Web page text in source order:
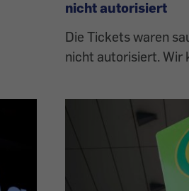
nicht autorisiert
Die Tickets waren
nicht autorisiert. Wir